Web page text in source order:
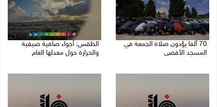
70 ألفا يؤدون صلاة الجمعة في
المسجد الأقصى
الطقس: أجواء صافية صيفية
والحرارة حول معدلها العام